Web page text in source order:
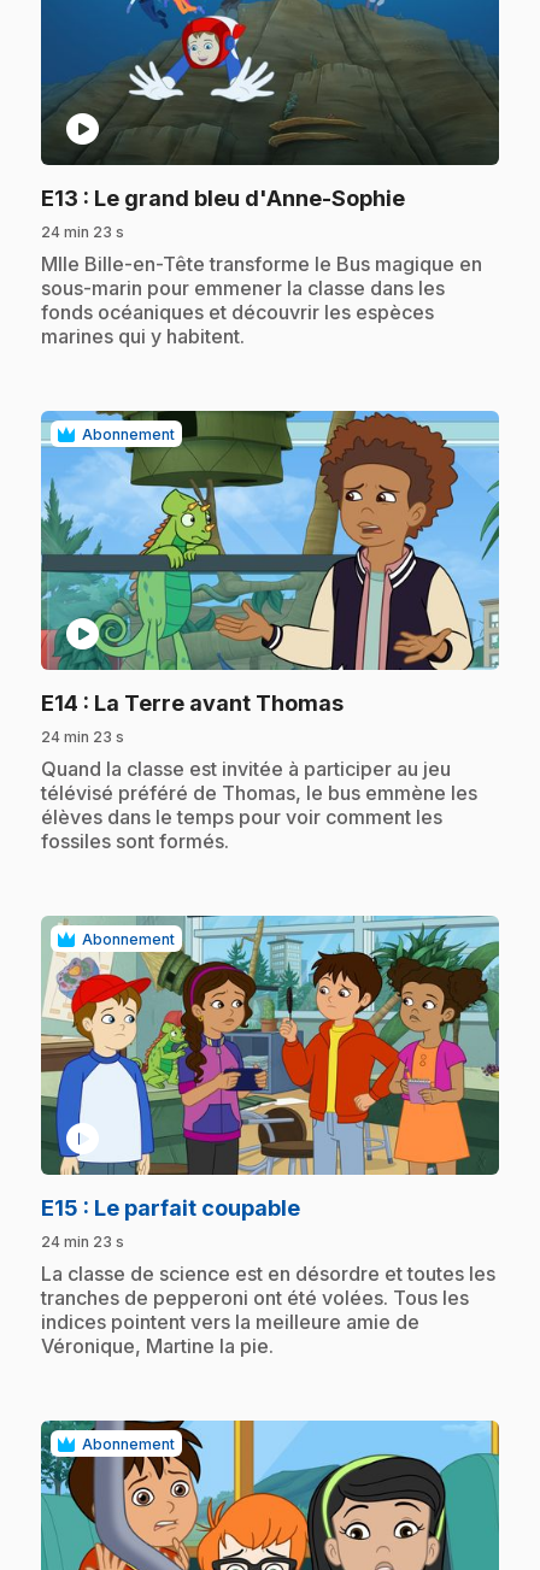
play_circle
E13 : Le grand bleu d'Anne-Sophie.
24 min 23 s
.Mlle Bille-en-Tête transforme le Bus magique en
sous-marin pour emmener la classe dans les
fonds océaniques et découvrir les espèces
marines qui y habitent.
Abonnement
play_circle
E14 : La Terre avant Thomas.
24 min 23 s
.Quand la classe est invitée à participer au jeu
télévisé préféré de Thomas, le bus emmène les
élèves dans le temps pour voir comment les
fossiles sont formés.
Abonnement
play_circle
E15 : Le parfait coupable.
24 min 23 s
.La classe de science est en désordre et toutes les
tranches de pepperoni ont été volées. Tous les
indices pointent vers la meilleure amie de
Véronique, Martine la pie.
Abonnement